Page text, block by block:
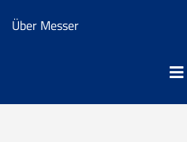
Über Messer